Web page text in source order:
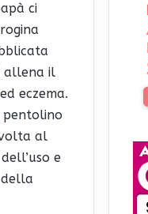
ci
allena il
eczema.
pentolino
al
e